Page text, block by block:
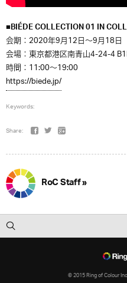
■BIÉDE COLLECTION 01 IN
会期：2020年9月12日～9月18日
会場：東京都港区南青山4-24-4
時間：11:00～19:00
https://biede.jp/
Keywords:
Share:
RoC Staff »
© 2015 Ring of Colour